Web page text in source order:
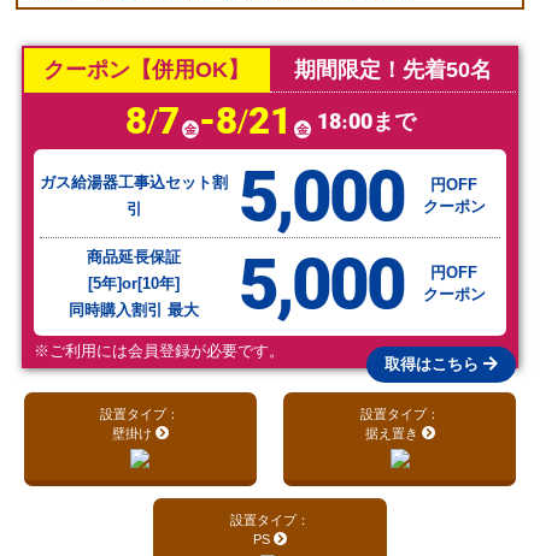
クーポン【併用OK】 期間限定！先着50名
8/7 金-8/21 金 18:00まで
ガス給湯器工事込セット割
引
5,000
円OFF
クーポン
商品延長保証
[5年]or[10年]
同時購入割引 最大
5,000
円OFF
クーポン
取得はこちら
※ご利用には会員登録が必要です。
設置タイプ：
壁掛け
設置タイプ：
据え置き
設置タイプ：
PS